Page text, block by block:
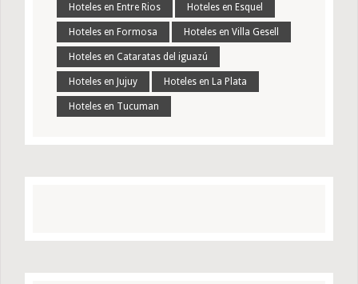
Hoteles en Entre Rios Hoteles en Esquel
Hoteles en Formosa Hoteles en Villa Gesell
Hoteles en Cataratas del iguazú
Hoteles en Jujuy Hoteles en La Plata
Hoteles en Tucuman